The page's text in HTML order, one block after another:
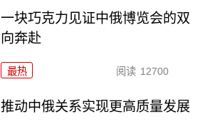
一块巧克力见证中俄博览会的双
向奔赴
最热 阅读 12700
推动中俄关系实现更高质量发展